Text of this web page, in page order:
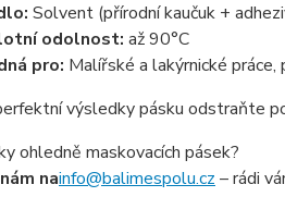
Solvent (přírodní kaučuk +
odolnost: až 90°C
pro: Malířské a lakýrnické
výsledky pásku odstraňte
ohledně maskovacích pásek?
nainfo@balimespolu.cz – rádi